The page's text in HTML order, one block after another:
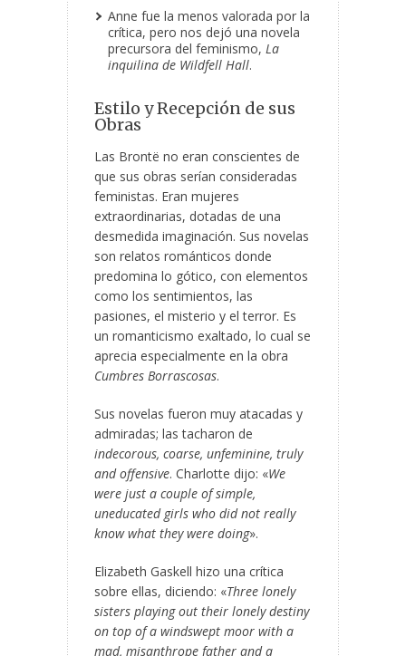
Anne fue la menos valorada por la
crítica, pero nos dejó una novela
precursora del feminismo, La
inquilina de Wildfell Hall.
Estilo y Recepción de sus
Obras
Las Brontë no eran conscientes de
que sus obras serían consideradas
feministas. Eran mujeres
extraordinarias, dotadas de una
desmedida imaginación. Sus novelas
son relatos románticos donde
predomina lo gótico, con elementos
como los sentimientos, las
pasiones, el misterio y el terror. Es
un romanticismo exaltado, lo cual se
aprecia especialmente en la obra
Cumbres Borrascosas.
Sus novelas fueron muy atacadas y
admiradas; las tacharon de
indecorous, coarse, unfeminine, truly
and offensive. Charlotte dijo: «We
were just a couple of simple,
uneducated girls who did not really
know what they were doing».
Elizabeth Gaskell hizo una crítica
sobre ellas, diciendo: «Three lonely
sisters playing out their lonely destiny
on top of a windswept moor with a
mad, misanthrope father and a